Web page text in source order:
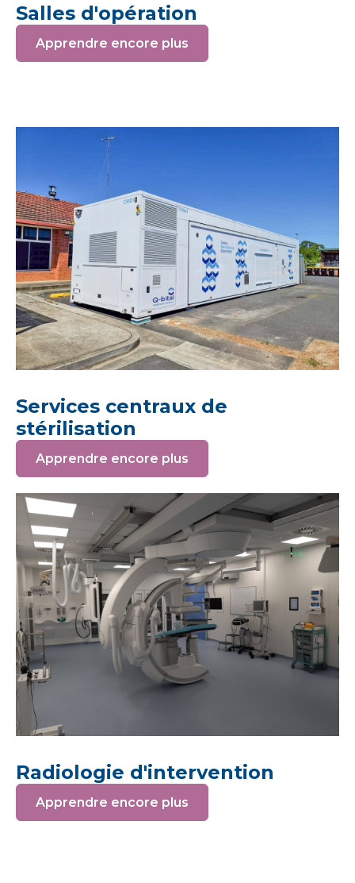
Salles d'opération
Apprendre encore plus
Services centraux de
stérilisation
Apprendre encore plus
Radiologie d'intervention
Apprendre encore plus